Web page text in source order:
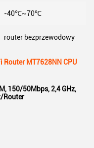
-40℃~70℃
router bezprzewodowy
Router MT7628NN CPU
150/50Mbps, 2,4 GHz,
Router